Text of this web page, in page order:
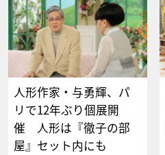
人形作家・与勇輝、パ
リで12年ぶり個展開
催 人形は『徹子の部
屋』セット内にも